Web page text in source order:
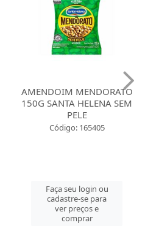
AMENDOIM MENDORATO
150G SANTA HELENA SEM
PELE
Código: 165405
Faça seu login ou
cadastre-se para
ver preços e
comprar